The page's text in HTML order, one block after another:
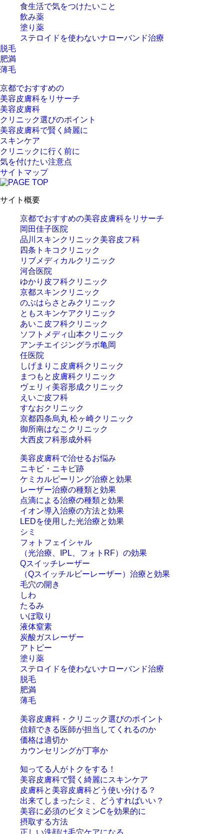
食生活で気をつけたいこと
飲み薬
塗り薬
ステロイドを使わないナローバンド治療
脱毛
肥満
薄毛
京都でおすすめの
美容皮膚科をリサーチ
美容皮膚科
クリニック選びのポイント
美容皮膚科で賢く綺麗に
スキンケア
クリニックに行く前に
気を付けたい注意点
サイトマップ
サイト概要
京都でおすすめの美容皮膚科をリサーチ
岡田佳子医院
品川スキンクリニック美容皮フ科
四条トキコクリニック
リブメディカルクリニック
河合医院
ゆかり皮フ科クリニック
京都スキンクリニック
のぶはらさとみクリニック
ともスキンケアクリニック
あいこ皮フ科クリニック
ソフトメディ山本クリニック
アンチエイジングラボ亀岡
任医院
しげまりこ皮膚科クリニック
まつもと皮膚科クリニック
ヴェリィ美容形成クリニック
えいご皮フ科
すなおクリニック
京都四条烏丸 松ヶ崎クリニック
御所南はなこクリニック
大西皮フ科形成外科
美容皮膚科で治せるお悩み
ニキビ・ニキビ跡
ケミカルピーリング治療と効果
レーザー治療の種類と効果
点滴による治療の種類と効果
イオン導入治療の方法と効果
LEDを使用した光治療と効果
シミ
フォトフェイシャル
（光治療、IPL、フォトRF）の効果
Qスイッチレーザー
（Qスイッチルビーレーザー）治療と効果
毛穴の開き
しわ
たるみ
いぼ取り
液体窒素
炭酸ガスレーザー
アトピー
塗り薬
ステロイドを使わないナローバンド治療
脱毛
肥満
薄毛
美容皮膚科・クリニック選びのポイント
信頼できる医師が担当してくれるのか
価格は適切か
カウンセリングが丁寧か
知ってる人がトクをする！
美容皮膚科で賢く綺麗にスキンケア
皮膚科と美容皮膚科どう使い分ける？
出来てしまったシミ、どうすればいい？
美容に必須のビタミンCを効果的に
摂取する方法